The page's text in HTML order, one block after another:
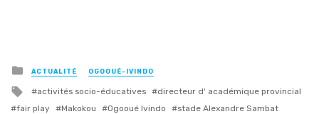
Posted
in
ACTUALITÉ OGOOUÉ-IVINDO
Tagged
with
activités socio-éducatives
directeur d' académique provincial
fair play
Makokou Ogooué Ivindo stade Alexandre Sambat